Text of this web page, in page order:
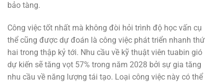
bảo tàng.
Công việc tốt nhất mà không đòi hỏi trình độ học vấn cụ
thể cũng được dự đoán là công việc phát triển nhanh thứ
hai trong thập kỷ tới. Nhu cầu về kỹ thuật viên tuabin gió
dự kiến ​​sẽ tăng vọt 57% trong năm 2028 bởi sự gia tăng
nhu cầu về năng lượng tái tạo. Loại công việc này có thể